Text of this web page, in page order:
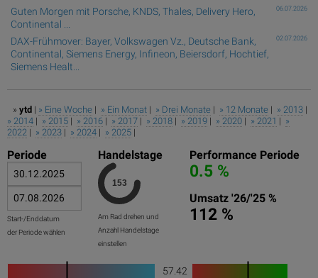
06.07.2026
Guten Morgen mit Porsche, KNDS, Thales, Delivery Hero,
Continental ...
02.07.2026
DAX-Frühmover: Bayer, Volkswagen Vz., Deutsche Bank,
Continental, Siemens Energy, Infineon, Beiersdorf, Hochtief,
Siemens Healt...
» ytd | » Eine Woche | » Ein Monat | » Drei Monate | » 12 Monate | » 2013 |
» 2014 | » 2015 | » 2016 | » 2017 | » 2018 | » 2019 | » 2020 | » 2021 | »
2022 | » 2023 | » 2024 | » 2025 |
Periode
Start-/Enddatum
der Periode wählen
Handelstage
Am Rad drehen und
Anzahl Handelstage
einstellen
Performance Periode
0.5 %
Umsatz '26/'25 %
112 %
57.42
1